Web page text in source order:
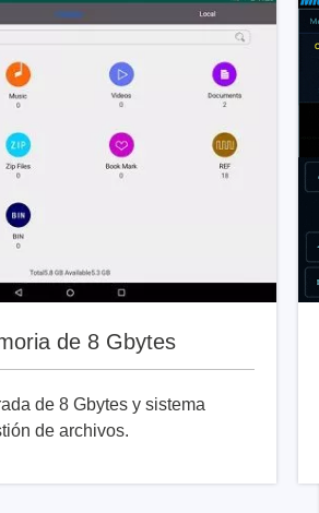
de 8 Gbytes
de 8 Gbytes y sistema
de archivos.